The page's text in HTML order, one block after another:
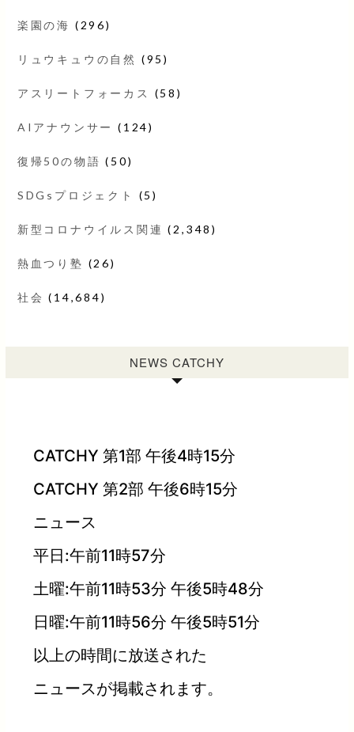
楽園の海 (296)
リュウキュウの自然 (95)
アスリートフォーカス (58)
AIアナウンサー (124)
復帰50の物語 (50)
SDGsプロジェクト (5)
新型コロナウイルス関連 (2,348)
熱血つり塾 (26)
社会 (14,684)
NEWS CATCHY
CATCHY 第1部 午後4時15分
CATCHY 第2部 午後6時15分
ニュース
平日:午前11時57分
土曜:午前11時53分 午後5時48分
日曜:午前11時56分 午後5時51分
以上の時間に放送された
ニュースが掲載されます。